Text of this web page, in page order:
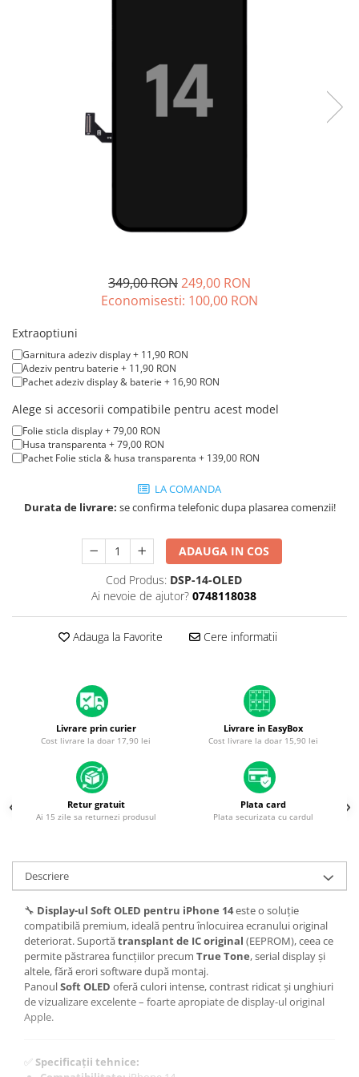
A2338 (M1/M2 13” 2020-2022)
A2779 (M2 14” 2023)
A2918 (M3 14” 2023)
Tastatura MacBook
A1369 (13” 2010-2011)
A1370 (11” 2010-2011)
A1465 (11” 2012-2015)
A1466 (13” 2012-2017)
A1932 (13” 2018-2019)
A2179 (13” 2020)
A2337 (M1 13” 2020)
A2941 (M2 15” 2023)
A3240 (M4 13” 2025)
A1278 (Unibody 13” 2009-2012)
A1286 (Unibody 15” 2008-2012)
A1297 (Unibody 17” 2009-2011)
A1342 (Unibody 13” 2009-2010)
A1534 (Retina 12” 2015-2017)
Piese & Accesorii iPhone
iPhone 16 Pro Max
iPhone 16 Pro
iPhone 17 Pro
iPhone 15 Pro Max
iPhone 17
iPhone 15 Pro
iPhone 16
iPhone 15 Plus
iPhone 15
iPhone 14 Pro Max
iPhone 14 Pro
iPhone 14
349,00 RON249,00 RON
Economisesti: 100,00 RON
Extraoptiuni
Garnitura adeziv display + 11,90 RON
Adeziv pentru baterie + 11,90 RON
Pachet adeziv display & baterie + 16,90 RON
Alege si accesorii compatibile pentru acest model
Folie sticla display + 79,00 RON
Husa transparenta + 79,00 RON
Pachet Folie sticla & husa transparenta + 139,00 RON
LA COMANDA
Durata de livrare: se confirma telefonic dupa plasarea comenzii!
ADAUGA IN COS
Cod Produs: DSP-14-OLED
Ai nevoie de ajutor? 0748118038
Adauga la Favorite Cere informatii
Livrare prin curier
Cost livrare la doar 17,90 lei
Livrare in EasyBox
Cost livrare la doar 15,90 lei
Retur gratuit
Ai 15 zile sa returnezi produsul
Plata card
Plata securizata cu cardul
Descriere
🔧 Display-ul Soft OLED pentru iPhone 14este o soluție
compatibilă premium, ideală pentru înlocuirea ecranului original
deteriorat. Suportătransplant de IC original (EEPROM), ceea ce
permite păstrarea funcțiilor precum True Tone, serial display și
altele, fără erori software după montaj.
PanoulSoft OLED oferă culori intense, contrast ridicat și unghiuri
de vizualizare excelente – foarte apropiate de display-ul original
Apple.
✅ Specificații tehnice: